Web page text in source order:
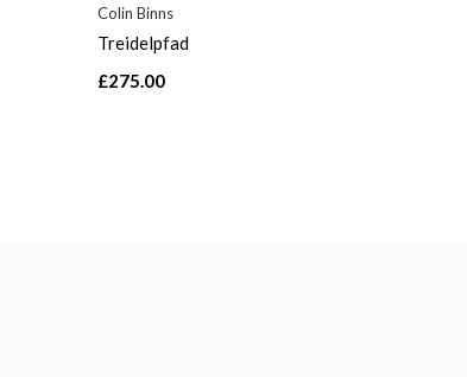
Colin Binns
Treidelpfad
£275.00